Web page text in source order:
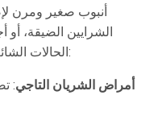
أنبوب صغير ومرن
الشرايين الضيقة، أو
الحالات الشائعة التي يعالجها علاج القلب التدخلي:
أمراض الشريان التاجي: